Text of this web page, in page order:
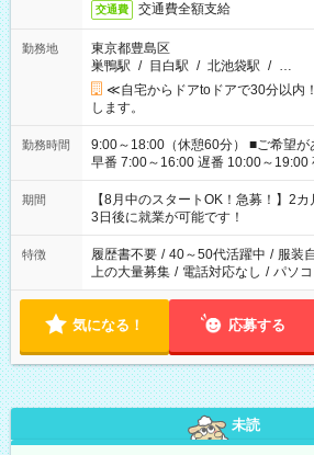
交通費 交通費全額支給
勤務地
東京都豊島区
巣鴨駅 / 目白駅 / 北池袋駅 / …
≪自宅からドアtoドアで30分以内
します。
勤務時間
9:00～18:00（休憩60分） ■ご希望があれば下記シフトもOK！
早番 7:00～16:00 遅番 10:00～19:00 夜
と休みを合わせたい」 「余裕を持っ
「できれば残業はしたくない」 な
ね。 ※Wワーク希望の方へ 今ご覧のお仕事で希望する勤務時間
と、もう1つのお仕事の勤務時間。
合は応募できません。
期間
【8月中のスタートOK！急募！】2
3日後に就業が可能です！
特徴 履歴書不要 / 40～50代活躍中 / 服装
上の大量募集 / 電話対応なし / パソ
気になる！ 応募する
未読